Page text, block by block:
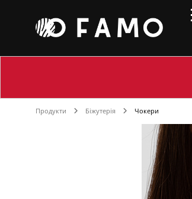
Продукти Біжутерія Чокери